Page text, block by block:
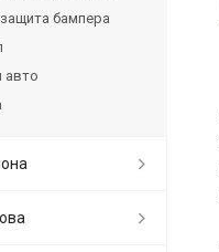
бампера
авто